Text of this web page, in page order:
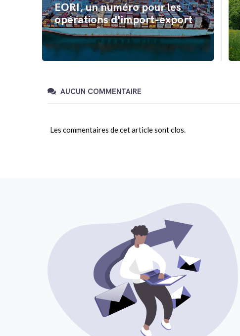
EORI, un numéro pour les
opérations d'import-export
AUCUN COMMENTAIRE
Les commentaires de cet article sont clos.